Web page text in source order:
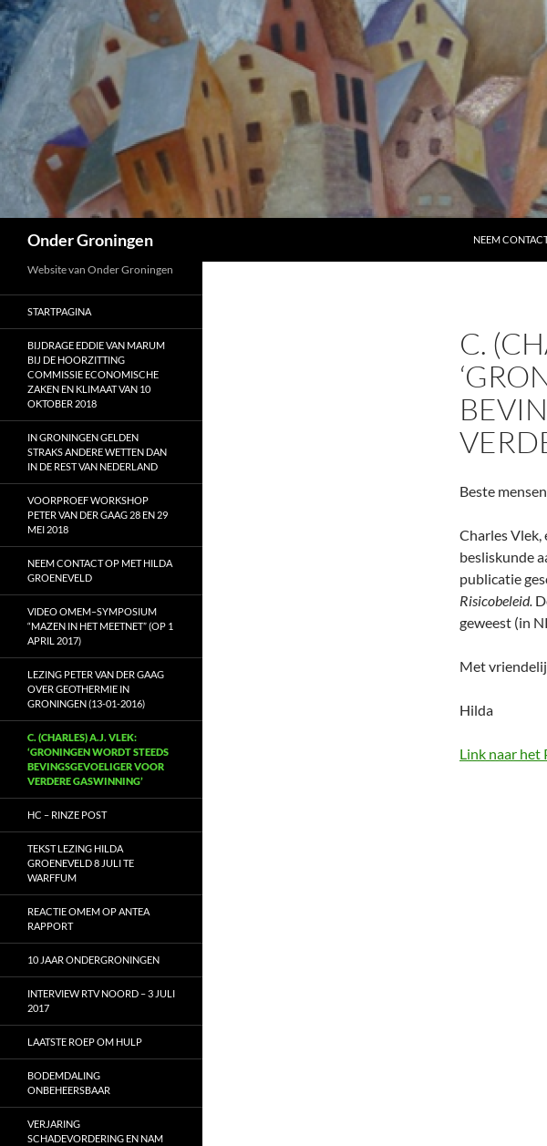
Ga
naar
de
inhoud
Onder Groningen NEEM
C.
Beste
Charles
besliskunde
publicatie
Risicobeleid.
geweest (in
Met
Hilda
Link naar het
Website van Onder Groningen
STARTPAGINA
BIJDRAGE EDDIE VAN MARUM
BIJ DE HOORZITTING
COMMISSIE ECONOMISCHE
ZAKEN EN KLIMAAT VAN 10
OKTOBER 2018
IN GRONINGEN GELDEN
STRAKS ANDERE WETTEN DAN
IN DE REST VAN NEDERLAND
VOORPROEF WORKSHOP
PETER VAN DER GAAG 28 EN 29
MEI 2018
NEEM CONTACT OP MET HILDA
GROENEVELD
VIDEO OMEM–SYMPOSIUM
“MAZEN IN HET MEETNET” (OP 1
APRIL 2017)
LEZING PETER VAN DER GAAG
OVER GEOTHERMIE IN
GRONINGEN (13-01-2016)
C. (CHARLES) A.J. VLEK:
‘GRONINGEN WORDT STEEDS
BEVINGSGEVOELIGER VOOR
VERDERE GASWINNING’
HC – RINZE POST
TEKST LEZING HILDA
GROENEVELD 8 JULI TE
WARFFUM
REACTIE OMEM OP ANTEA
RAPPORT
10 JAAR ONDERGRONINGEN
INTERVIEW RTV NOORD – 3 JULI
2017
LAATSTE ROEP OM HULP
BODEMDALING
ONBEHEERSBAAR
VERJARING
SCHADEVORDERING EN NAM